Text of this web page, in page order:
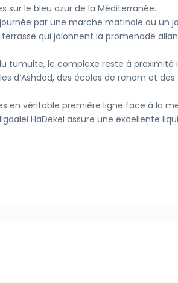
sur le bleu azur de la Méditerranée.
par une marche matinale ou un
qui jalonnent la promenade
tumulte, le complexe reste à
d’Ashdod, des écoles de renom et des
en véritable première ligne face à la
HaDekel assure une excellente